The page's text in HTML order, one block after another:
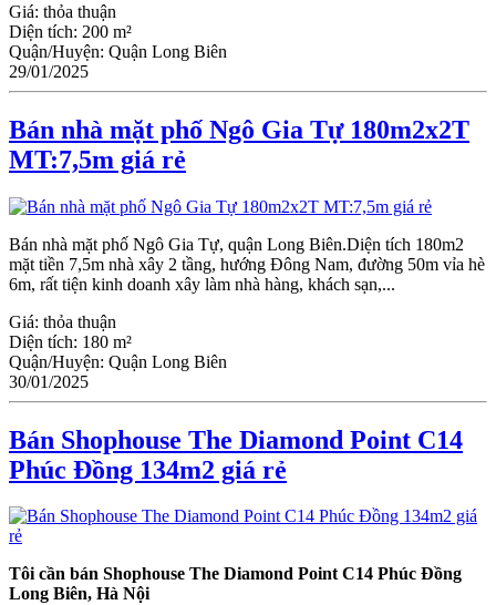
Giá: thỏa thuận
Diện tích: 200 m²
Quận/Huyện: Quận Long Biên
29/01/2025
Bán nhà mặt phố Ngô Gia Tự 180m2x2T
MT:7,5m giá rẻ
Bán nhà mặt phố Ngô Gia Tự, quận Long Biên.Diện tích 180m2
mặt tiền 7,5m nhà xây 2 tầng, hướng Đông Nam, đường 50m vỉa hè
6m, rất tiện kinh doanh xây làm nhà hàng, khách sạn,...
Giá: thỏa thuận
Diện tích: 180 m²
Quận/Huyện: Quận Long Biên
30/01/2025
Bán Shophouse The Diamond Point C14
Phúc Đồng 134m2 giá rẻ
Tôi cần bán Shophouse The Diamond Point C14 Phúc Đồng
Long Biên, Hà Nội